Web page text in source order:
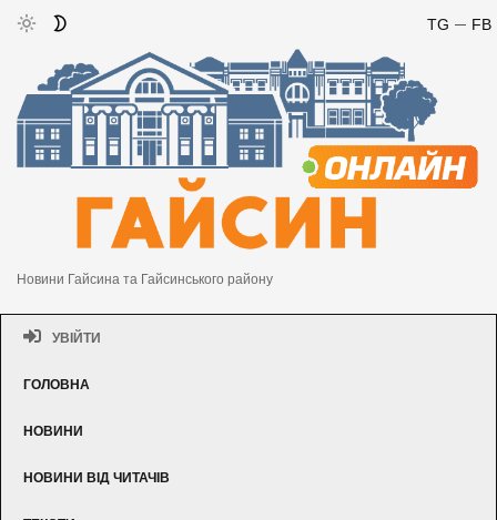
FB
TG
Новини Гайсина та Гайсинського району
УВІЙТИ
ГОЛОВНА
НОВИНИ
НОВИНИ ВІД ЧИТАЧІВ